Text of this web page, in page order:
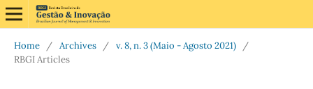
Home / Archives / v. 8, n. 3 (Maio - Agosto 2021)
/
RBGI Articles